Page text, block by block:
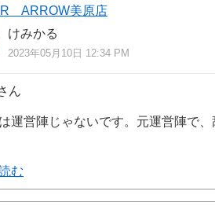
ARROW美原店
けみかる
2023年05月10日 12:34 PM
ん
運営陣じゃないです。元運営陣で
む